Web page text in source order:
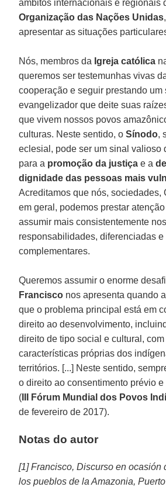
âmbitos internacionais e regionais
Organização das Nações Unidas
apresentar as situações
Nós, membros da Igreja católica
queremos ser testemunhas vivas
cooperação e seguir prestando um
evangelizador que deite suas
que vivem nossos povos
culturas. Neste sentido, oSínodo,
eclesial, pode ser um sinal valioso
para a promoção da justiça e a
dignidade das pessoas mais
Acreditamos que nós, sociedades,
em geral, podemos prestar
assumir mais consistentemente
responsabilidades, diferenciadas
complementares.
Queremos assumir o enorme
Francisco nos apresenta quando
que o problema principal está em
direito ao desenvolvimento,
direito de tipo social e cultural,
características próprias dos
territórios. [...] Neste sentido,
o direito ao consentimento prévio e
( III Fórum Mundial dos Povos
de fevereiro de 2017).
Notas do autor
[1] Francisco, Discurso en ocasión
los pueblos de la Amazonia,